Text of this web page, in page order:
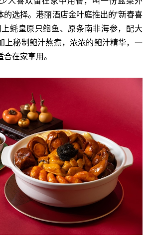
的选择。港丽酒店金叶庭推出的“新春喜
蚝皇原只鲍鱼、原条南非海参，配大
上秘制鲍汁熬煮，浓浓的鲍汁精华，一
在家享用。